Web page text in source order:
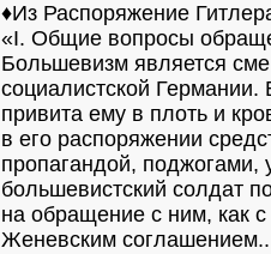
♦Из Распоряжение
«I. Общие вопросы
Большевизм является
социалистской
привита ему в плоть и
в его распоряжении
пропагандой, поджогами,
большевистский солдат
на обращение с ним, как
Женевским